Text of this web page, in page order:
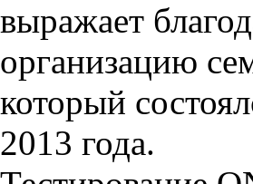
выражает
организацию
который
2013 года.